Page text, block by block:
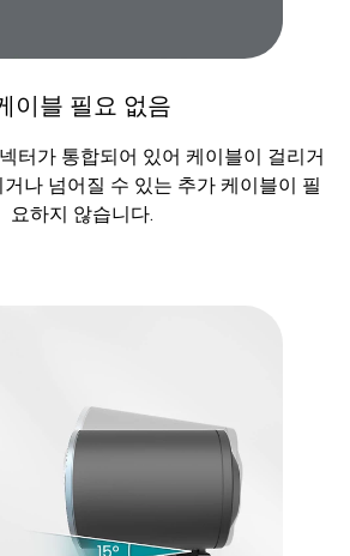
이블 필요 없음
터가 통합되어 있어 케이블이 걸리거
나 넘어질 수 있는 추가 케이블이 필
요하지 않습니다.